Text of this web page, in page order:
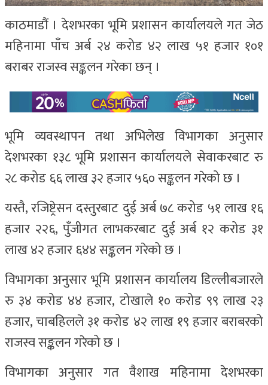
काठमाडौं । देशभरका भूमि प्रशासन कार्यालयले गत जेठ
महिनामा पाँच अर्ब २४ करोड ४२ लाख ५१ हजार १०१
बराबर राजस्व सङ्कलन गरेका छन् ।
भूमि व्यवस्थापन तथा अभिलेख विभागका अनुसार
देशभरका १३८ भूमि प्रशासन कार्यालयले सेवाकरबाट रु
२८ करोड ६६ लाख ३२ हजार ५६० सङ्कलन गरेको छ ।
यस्तै, रजिष्ट्रेसन दस्तुरबाट दुई अर्ब ७८ करोड ५१ लाख १६
हजार २२६, पुँजीगत लाभकरबाट दुई अर्ब १२ करोड ३१
लाख ४२ हजार ६४४ सङ्कलन गरेको छ ।
विभागका अनुसार भूमि प्रशासन कार्यालय डिल्लीबजारले
रु ३४ करोड ४४ हजार, टोखाले १० करोड ९९ लाख २३
हजार, चाबहिलले ३१ करोड ४२ लाख १९ हजार बराबरको
राजस्व सङ्कलन गरेको छ ।
विभागका अनुसार गत वैशाख महिनामा देशभरका